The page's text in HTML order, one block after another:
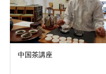
中国茶講座